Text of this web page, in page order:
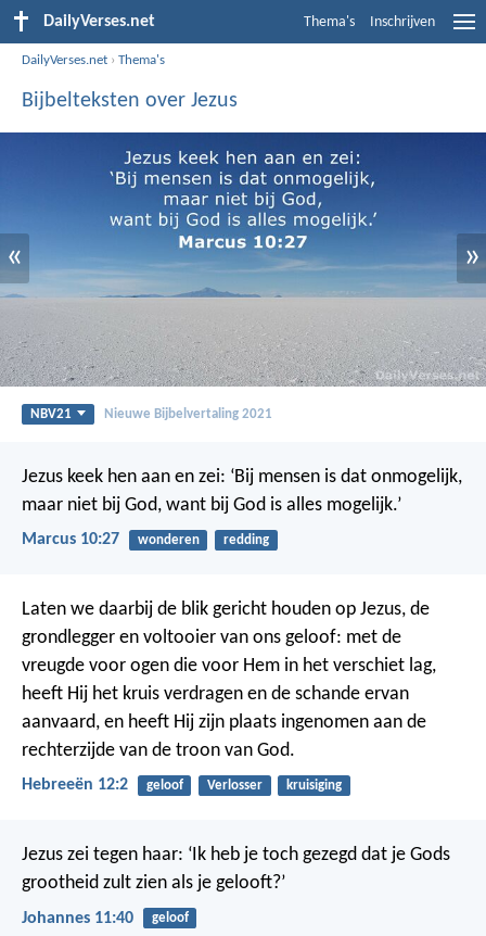
DailyVerses.net Thema's Inschrijven
DailyVerses.net ›Thema's
Bijbelteksten over Jezus
« »
NBV21 Nieuwe Bijbelvertaling 2021
Jezus keek hen aan en zei: ‘Bij mensen is dat onmogelijk,
maar niet bij God, want bij God is alles mogelijk.’
Marcus 10:27 wonderen redding
Laten we daarbij de blik gericht houden op Jezus, de
grondlegger en voltooier van ons geloof: met de
vreugde voor ogen die voor Hem in het verschiet lag,
heeft Hij het kruis verdragen en de schande ervan
aanvaard, en heeft Hij zijn plaats ingenomen aan de
rechterzijde van de troon van God.
Hebreeën 12:2 geloof Verlosser kruisiging
Jezus zei tegen haar: ‘Ik heb je toch gezegd dat je Gods
grootheid zult zien als je gelooft?’
Johannes 11:40 geloof